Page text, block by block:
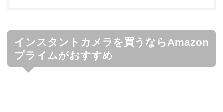
インスタントカメラを買うならAmazon
プライムがおすすめ